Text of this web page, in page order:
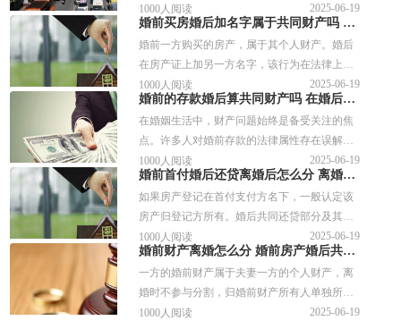
名下，那么该车辆属于购买方的婚前个人财
产，不会因结婚而自动转变为夫妻共同财产。
1000人阅读 2025-06-19
婚前买房婚后加名字属于共同财产吗 要办理产权变更手续吗
婚前一方购买的房产，属于其个人财产。婚后
在房产证上加另一方名字，该行为在法律上通
常视为房产所有人对另一方的赠与。完成加名
手续后，房产性质转变为夫妻共同财产。
1000人阅读 2025-06-19
婚前的存款婚后算共同财产吗 在婚后产生的利息属于共同财产吗
在婚姻生活中，财产问题始终是备受关注的焦
点。许多人对婚前存款的法律属性存在误解，
认为婚后就自然成为共同财产，这其实是一种
错误的认知。今天我们就一起来了解下婚前的
存款婚后算共同财产吗这个问题吧！
1000人阅读 2025-06-19
婚前首付婚后还贷离婚后怎么分 离婚时房产增值部分如何计算
如果房产登记在首付支付方名下，一般认定该
房产归登记方所有。婚后共同还贷部分及其对
应的增值部分属于夫妻共同财产，应进行分
割。婚后共同还贷支付的款项及其相对应财产
增值部分，由不动产登记一方对另一方进行补
偿。
1000人阅读 2025-06-19
婚前财产离婚怎么分 婚前房产婚后共同还贷离婚时怎么分
一方的婚前财产属于夫妻一方的个人财产，离
婚时不参与分割，归婚前财产所有人单独所
有。如果夫妻双方对婚前财产有书面约定，约
1000人阅读 2025-06-19